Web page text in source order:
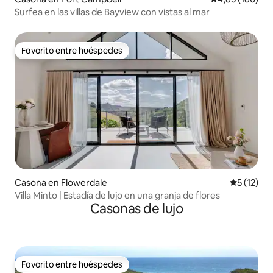
Surfea en las villas de Bayview con vistas al mar
Favorito entre huéspedes
Favorito entre huéspedes
Casona en Flowerdale
5 (12)
Villa Minto | Estadía de lujo en una granja de flores
Casonas de lujo
Favorito entre huéspedes
Favorito entre huéspedes